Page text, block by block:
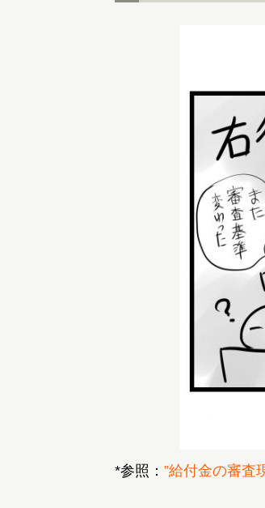
*参照： ”給付金の審査